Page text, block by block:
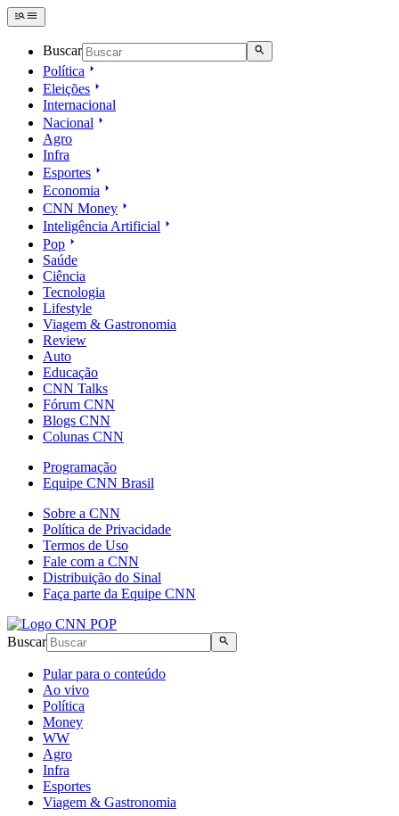
Buscar
Política
Eleições
Internacional
Nacional
Agro
Infra
Esportes
Economia
CNN Money
Inteligência Artificial
Pop
Saúde
Ciência
Tecnologia
Lifestyle
Viagem & Gastronomia
Review
Auto
Educação
CNN Talks
Fórum CNN
Blogs CNN
Colunas CNN
Programação
Equipe CNN Brasil
Sobre a CNN
Política de Privacidade
Termos de Uso
Fale com a CNN
Distribuição do Sinal
Faça parte da Equipe CNN
Buscar
Pular para o conteúdo
Ao vivo
Política
Money
WW
Agro
Infra
Esportes
Viagem & Gastronomia